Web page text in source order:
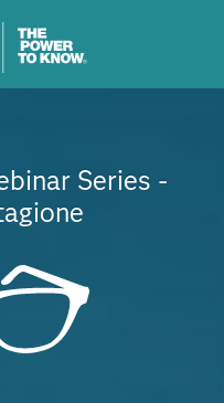
Series -